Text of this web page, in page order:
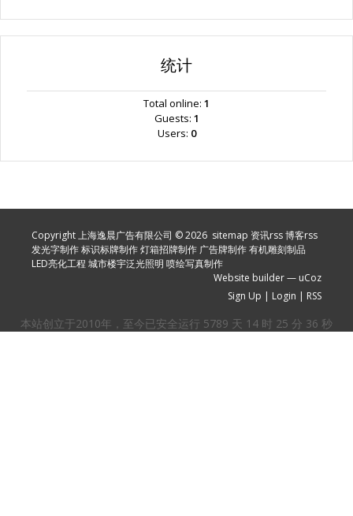
统计
Total online: 1
Guests: 1
Users: 0
Copyright 上海逸晨广告有限公司 © 2026 sitemap 资讯rss博客rss
发光字制作标识标牌制作灯箱招牌制作 广告牌制作有机雕刻制品
LED亮化工程 城市楼宇泛光照明 喷绘写真制作
Website builder— uCoz
Sign Up | Login | RSS
本站创立于2010年，至今已安全运行 5789 天 14 时 25 分 37 秒